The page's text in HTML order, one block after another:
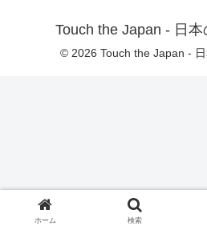
Touch the Japan - 日
© 2026 Touch the Japan - 日
ホーム 検索